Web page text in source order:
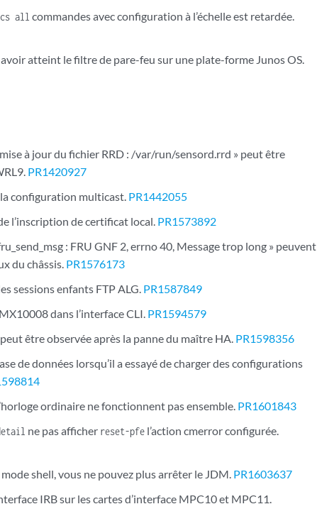
all commandes avec configuration à l’échelle est retardée.
atteint le filtre de pare-feu sur une plate-forme Junos OS.
mise à jour du fichier RRD : /var/run/sensord.rrd » peut être
PR1420927
configuration multicast. PR1442055
l’inscription de certificat local. PR1573892
: FRU GNF 2, errno 40, Message trop long » peuvent
du châssis. PR1576173
sessions enfants FTP ALG. PR1587849
dans l’interface CLI. PR1594579
être observée après la panne du maître HA. PR1598356
de données lorsqu’il a essayé de charger des configurations
ordinaire ne fonctionnent pas ensemble. PR1601843
ne pas afficher reset-pfe l’action cmerror configurée.
shell, vous ne pouvez plus arrêter le JDM. PR1603637
IRB sur les cartes d’interface MPC10 et MPC11.